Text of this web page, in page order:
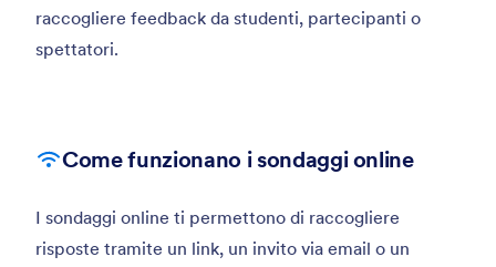
raccogliere feedback da studenti, partecipanti o
spettatori.
Come funzionano i sondaggi online
I sondaggi online ti permettono di raccogliere
risposte tramite un link, un invito via email o un